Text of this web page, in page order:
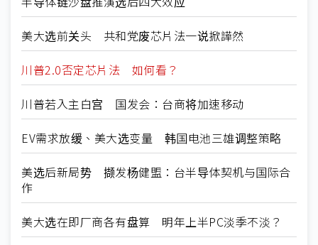
美大选前关头 共和党废芯片法一说掀譁然
川普2.0否定芯片法 如何看？
川普若入主白宫 国发会：台商将加速移动
EV需求放缓、美大选变量 韩国电池三雄调整策略
美选后新局势 撷发杨健盟：台半导体契机与国际合
作
美大选在即厂商各有盘算 明年上半PC淡季不淡？